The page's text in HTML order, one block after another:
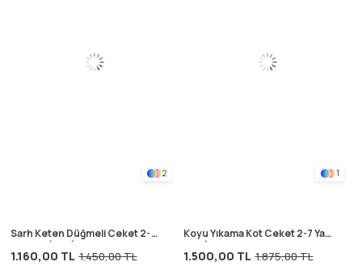
2
Sarh Keten Düğmeli Ceket 2-7
Yaş HAKİ YEŞİL
1.160,00 TL 1.450,00 TL
1
Koyu Yıkama Kot Ceket 2-7 Yaş
MAVİ
1.500,00 TL 1.875,00 TL